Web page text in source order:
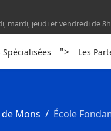
mardi, jeudi et vendredi de
Spécialisées "> Les
Mons École